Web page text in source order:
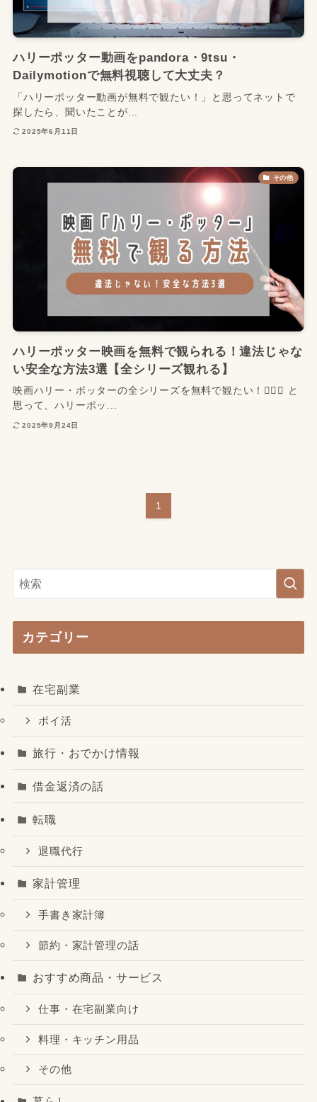
ハリーポッター動画をpandora・9tsu・
Dailymotionで無料視聴して大丈夫？
「ハリーポッター動画が無料で観たい！」と思ってネットで
探したら、聞いたことが...
2025年6月11日
その他
ハリーポッター映画を無料で観られる！違法じゃな
い安全な方法3選【全シリーズ観れる】
映画ハリー・ポッターの全シリーズを無料で観たい！🧙‍♀️✨ と
思って、ハリーポッ...
2025年9月24日
1
カテゴリー
在宅副業
ポイ活
旅行・おでかけ情報
借金返済の話
転職
退職代行
家計管理
手書き家計簿
節約・家計管理の話
おすすめ商品・サービス
仕事・在宅副業向け
料理・キッチン用品
その他